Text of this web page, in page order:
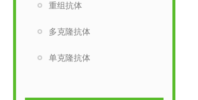
重组抗体
多克隆抗体
单克隆抗体